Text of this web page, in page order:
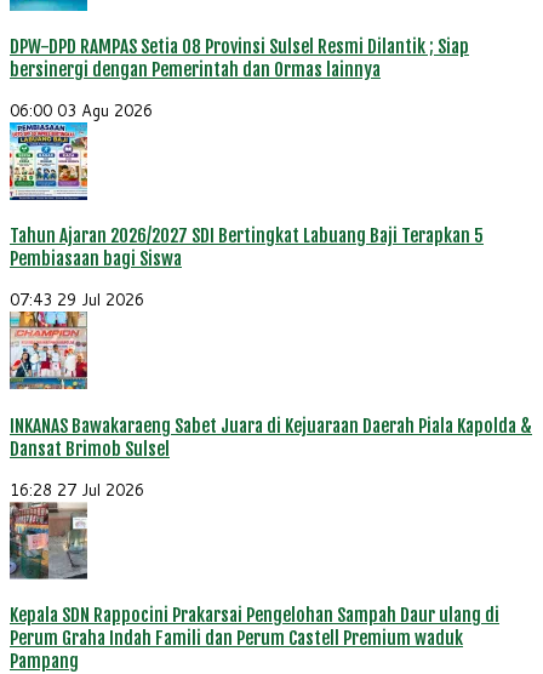
DPW-DPD RAMPAS Setia 08 Provinsi Sulsel Resmi Dilantik ; Siap
bersinergi dengan Pemerintah dan Ormas lainnya
06:00 03 Agu 2026
Tahun Ajaran 2026/2027 SDI Bertingkat Labuang Baji Terapkan 5
Pembiasaan bagi Siswa
07:43 29 Jul 2026
INKANAS Bawakaraeng Sabet Juara di Kejuaraan Daerah Piala Kapolda &
Dansat Brimob Sulsel
16:28 27 Jul 2026
Kepala SDN Rappocini Prakarsai Pengelohan Sampah Daur ulang di
Perum Graha Indah Famili dan Perum Castell Premium waduk
Pampang